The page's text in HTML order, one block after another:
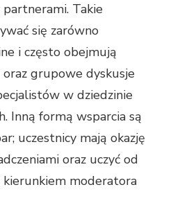
Takie
się zarówno
i często obejmują
grupowe dyskusje
w dziedzinie
Inną formą wsparcia są
uczestnicy mają okazję
oraz uczyć od
moderatora